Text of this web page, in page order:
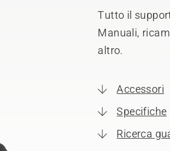
Tutto il
Manuali,
altro.
Accessori
Specifiche
Ricerca